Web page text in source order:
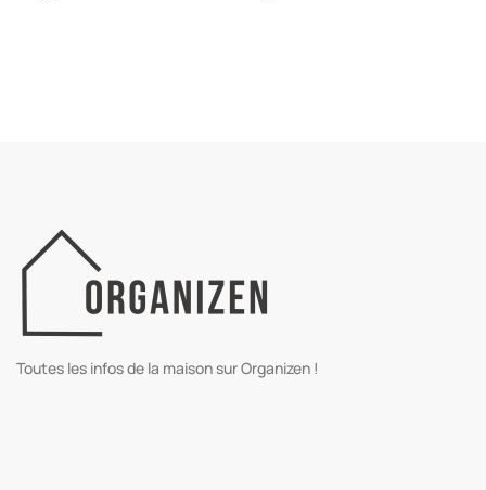
Toutes les infos de la maison sur Organizen !